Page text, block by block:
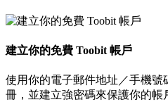
建立你的免費 Toobit 帳戶
使用你的電子郵件地址／手機號
冊，並建立強密碼來保護你的帳